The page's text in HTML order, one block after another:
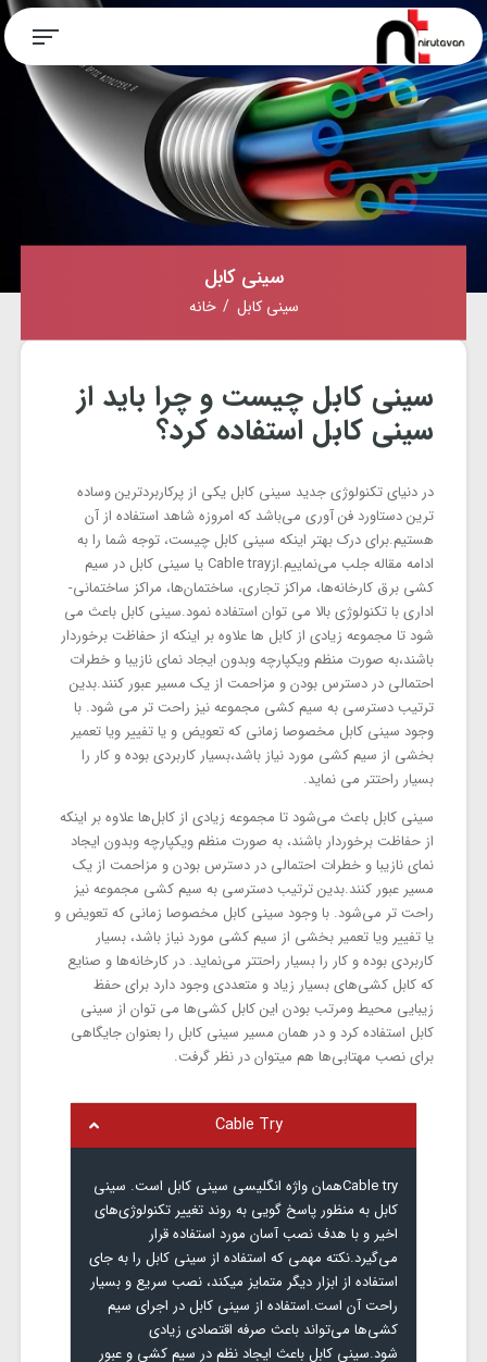
سینی کابل
خانه سینی کابل
سینی کابل چیست و چرا باید از
سینی کابل استفاده کرد؟
در دنیای تکنولوژی جدید سینی کابل یکی از پرکاربردترین وساده
ترین دستاورد فن آوری می‌باشد که امروزه شاهد استفاده از آن
هستیم.برای درک بهتر اینکه سینی کابل چیست، توجه شما را به
ادامه مقاله جلب می‌نماییم.ازCable tray یا سینی کابل در سیم
کشی برق کارخانه‌ها، مراکز تجاری، ساختمان‌ها، مراکز ساختمانی-
اداری با تکنولوژی بالا می توان استفاده نمود.سینی کابل باعث می
شود تا مجموعه زیادی از کابل ها علاوه بر اینکه از حفاظت برخوردار
باشند،به صورت منظم ویکپارچه وبدون ایجاد نمای نازیبا و خطرات
احتمالی در دسترس بودن و مزاحمت از یک مسیر عبور کنند.بدین
ترتیب دسترسی به سیم کشی مجموعه نیز راحت تر می شود. با
وجود سینی کابل مخصوصا زمانی که تعویض و یا تفییر ویا تعمیر
بخشی از سیم کشی مورد نیاز باشد،بسیار کاربردی بوده و کار را
بسیار راحتتر می نماید.
سینی کابل باعث می‌شود تا مجموعه زیادی از کابل‌ها علاوه بر اینکه
از حفاظت برخوردار باشند، به صورت منظم ویکپارچه وبدون ایجاد
نمای نازیبا و خطرات احتمالی در دسترس بودن و مزاحمت از یک
مسیر عبور کنند.بدین ترتیب دسترسی به سیم کشی مجموعه نیز
راحت تر می‌شود. با وجود سینی کابل مخصوصا زمانی که تعویض و
یا تفییر ویا تعمیر بخشی از سیم کشی مورد نیاز باشد، بسیار
کاربردی بوده و کار را بسیار راحتتر می‌نماید. در کارخانه‌ها و صنایع
که کابل کشی‌های بسیار زیاد و متعددی وجود دارد برای حفظ
زیبایی محیط ومرتب بودن این کابل کشی‌ها می توان از سینی
کابل استفاده کرد و در همان مسیر سینی کابل را بعنوان جایگاهی
برای نصب مهتابی‌ها هم میتوان در نظر گرفت.
Cable Try
Cable tryهمان واژه انگلیسی سینی کابل است. سینی
کابل به منظور پاسخ گویی به روند تغییر تکنولوژی‌های
اخیر و با هدف نصب آسان مورد استفاده قرار
می‌گیرد.نکته مهمی که استفاده از سینی کابل را به جای
استفاده از ابزار دیگر متمایز میکند، نصب سریع و بسیار
راحت آن است.استفاده از سینی کابل در اجرای سیم
کشی‌ها می‌تواند باعث صرفه اقتصادی زیادی
شود.سینی کابل باعث ایجاد نظم در سیم کشی و عبور